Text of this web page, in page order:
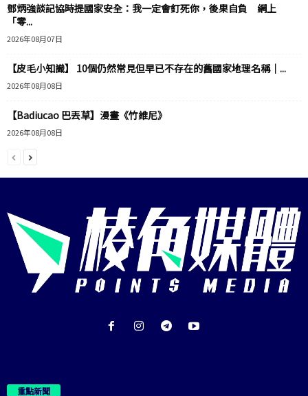
鄧炳強談記協時提國家安全：我一定會釘死你，後果自負 網上
「零...
2026年08月07日
【皮毛小知識】 10個仍然常見但早已不存在的舊國家地理名稱｜...
2026年08月08日
【Badiucao 巴丟草】漫畫《竹維尼》
2026年08月08日
重點新聞